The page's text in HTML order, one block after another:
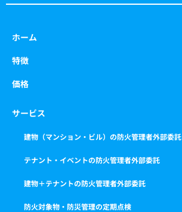
ホーム
特徴
価格
サービス
建物（マンション・ビル）の防火管理者外部委託
テナント・イベントの防火管理者外部委託
建物＋テナントの防火管理者外部委託
防火対象物・防災管理の定期点検